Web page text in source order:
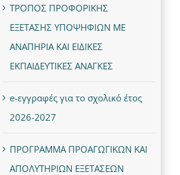
ΤΡΟΠΟΣ ΠΡΟΦΟΡΙΚΗΣ
ΕΞΕΤΑΣΗΣ ΥΠΟΨΗΦΙΩΝ ΜΕ
ΑΝΑΠΗΡΙΑ ΚΑΙ ΕΙΔΙΚΕΣ
ΕΚΠΑΙΔΕΥΤΙΚΕΣ ΑΝΑΓΚΕΣ
e-εγγραφές για το σχολικό έτος
2026-2027
ΠΡΟΓΡΑΜΜΑ ΠΡΟΑΓΩΓΙΚΩΝ ΚΑΙ
ΑΠΟΛΥΤΗΡΙΩΝ ΕΞΕΤΑΣΕΩΝ